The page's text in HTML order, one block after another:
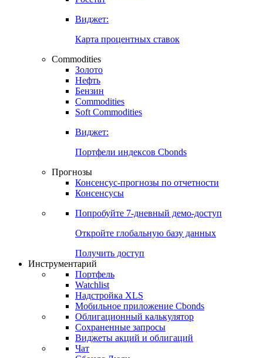
Страницы стран
Росстат
Виджет:
Карта процентных ставок
Commodities
Золото
Бензин
Soft Commodities
Виджет:
Портфели индексов Cbonds
Прогнозы
Консенсусы
Попробуйте7-дневный
Откройте глобальную базу данных
Получить доступ
Инструментарий
Портфель
Watchlist
Надстройка XLS
Мобильное приложение Cbonds